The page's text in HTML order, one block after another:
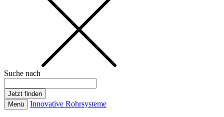
Suche nach
Menü Innovative Rohrsysteme